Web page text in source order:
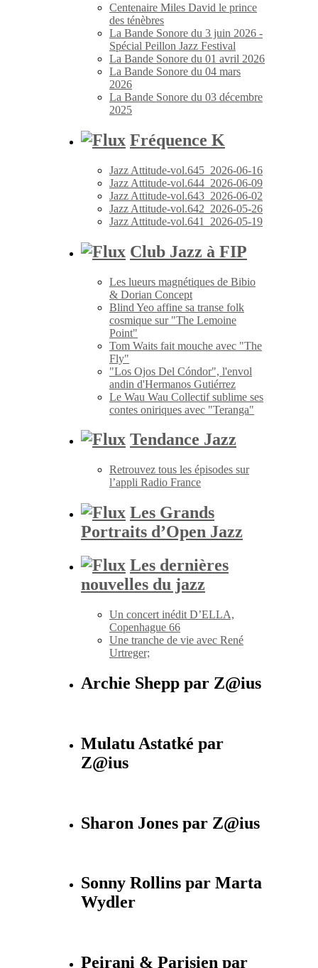
Centenaire Miles David le prince
des ténèbres
La Bande Sonore du 3 juin 2026 -
Spécial Peillon Jazz Festival
La Bande Sonore du 01 avril 2026
La Bande Sonore du 04 mars
2026
La Bande Sonore du 03 décembre
2025
Fréquence K
Jazz Attitude-vol.645_2026-06-16
Jazz Attitude-vol.644_2026-06-09
Jazz Attitude-vol.643_2026-06-02
Jazz Attitude-vol.642_2026-05-26
Jazz Attitude-vol.641_2026-05-19
Club Jazz à FIP
Les lueurs magnétiques de Bibio
& Dorian Concept
Blind Yeo affine sa transe folk
cosmique sur "The Lemoine
Point"
Tom Waits fait mouche avec "The
Fly"
"Los Ojos Del Cóndor", l'envol
andin d'Hermanos Gutiérrez
Le Wau Wau Collectif sublime ses
contes oniriques avec "Teranga"
Tendance Jazz
Retrouvez tous les épisodes sur
l’appli Radio France
Les Grands
Portraits d’Open Jazz
Les dernières
nouvelles du jazz
Un concert inédit D’ELLA,
Copenhague 66
Une tranche de vie avec René
Urtreger;
Archie Shepp par Z@ius
Mulatu Astatké par
Z@ius
Sharon Jones par Z@ius
Sonny Rollins par Marta
Wydler
Peirani & Parisien par